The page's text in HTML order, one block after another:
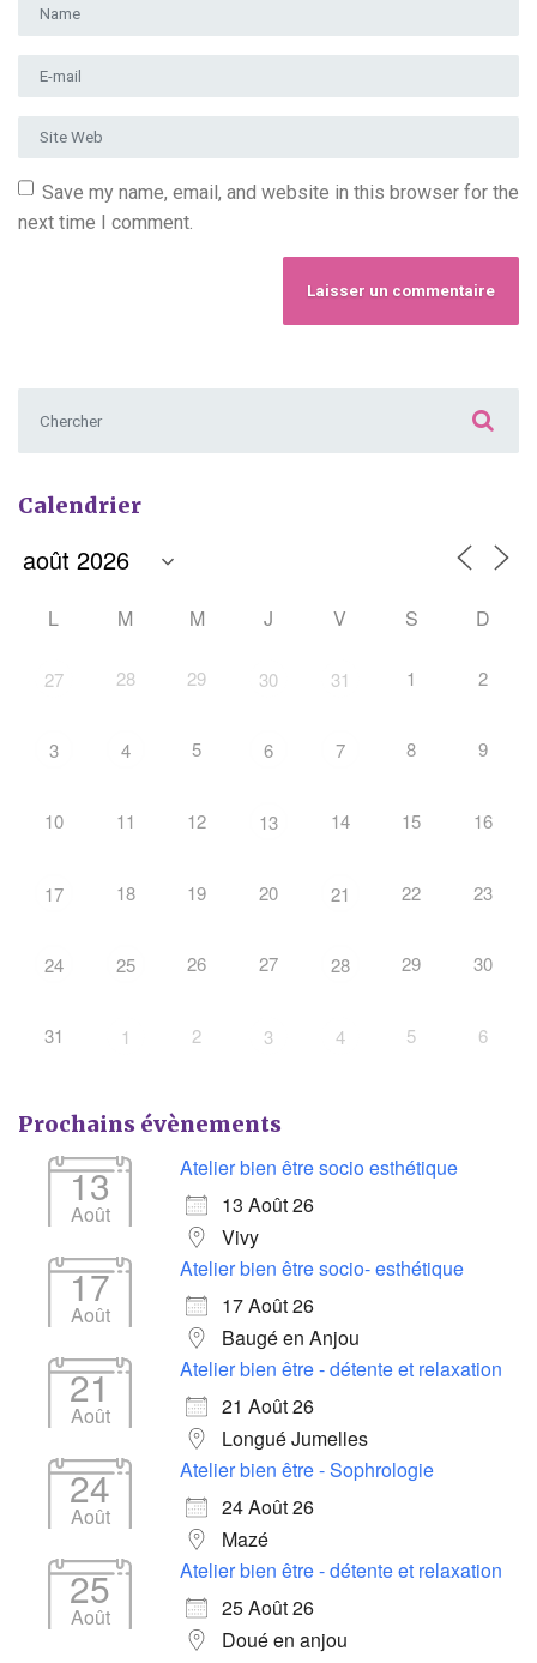
Prénom et nom
Adresse e-mail
Site Web
Save my name, email, and website in this browser for the
next time I comment.
Calendrier
L M M J V S D
27 28 29 30 31 1 2
3 4 5 6 7 8 9
10 11 12 13 14 15 16
17 18 19 20 21 22 23
24 25 26 27 28 29 30
31 1 2 3 4 5 6
Prochains évènements
13
Août
Atelier bien être socio esthétique
13 Août 26
Vivy
17
Août
Atelier bien être socio- esthétique
17 Août 26
Baugé en Anjou
21
Août
Atelier bien être - détente et relaxation
21 Août 26
Longué Jumelles
24
Août
Atelier bien être - Sophrologie
24 Août 26
Mazé
25
Août
Atelier bien être - détente et relaxation
25 Août 26
Doué en anjou